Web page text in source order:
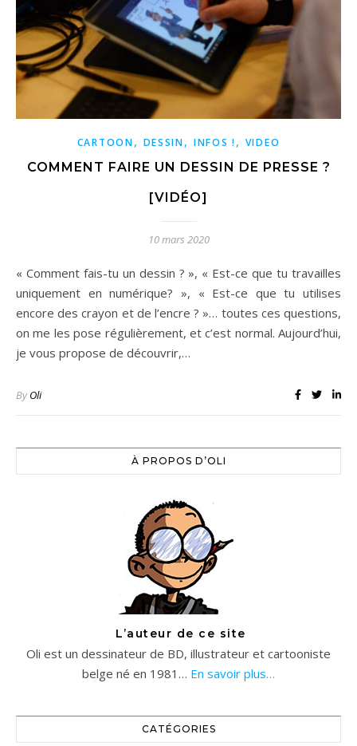
CARTOON, DESSIN, INFOS !, VIDEO
COMMENT FAIRE UN DESSIN DE PRESSE ?
[VIDÉO]
10 mars 2020
« Comment fais-tu un dessin ? », « Est-ce que tu travailles
uniquement en numérique? », « Est-ce que tu utilises
encore des crayon et de l’encre ? »… toutes ces questions,
on me les pose régulièrement, et c’est normal. Aujourd’hui,
je vous propose de découvrir,…
ByOli
À PROPOS D’OLI
L’auteur de ce site
Oli est un dessinateur de BD, illustrateur et cartooniste
belge né en 1981… En savoir plus…
CATÉGORIES